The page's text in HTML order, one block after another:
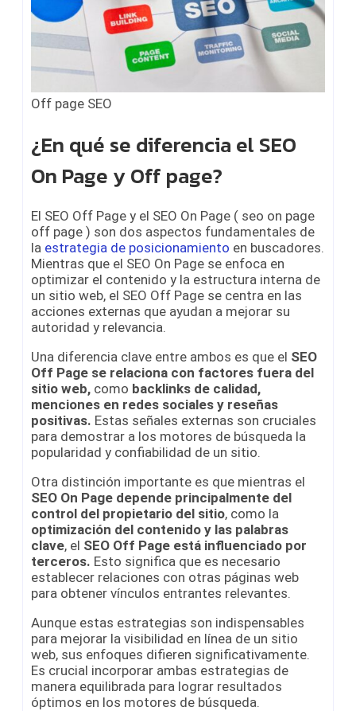
Off page SEO
¿En qué se diferencia el SEO
On Page y Off page?
El SEO Off Page y el SEO On Page ( seo on page
off page ) son dos aspectos fundamentales de
la estrategia de posicionamiento en buscadores.
Mientras que el SEO On Page se enfoca en
optimizar el contenido y la estructura interna de
un sitio web, el SEO Off Page se centra en las
acciones externas que ayudan a mejorar su
autoridad y relevancia.
Una diferencia clave entre ambos es que el SEO
Off Page se relaciona con factores fuera del
sitio web, como backlinks de calidad,
menciones en redes sociales y reseñas
positivas. Estas señales externas son cruciales
para demostrar a los motores de búsqueda la
popularidad y confiabilidad de un sitio.
Otra distinción importante es que mientras el
SEO On Page depende principalmente del
control del propietario del sitio, como la
optimización del contenido y las palabras
clave, el SEO Off Page está influenciado por
terceros. Esto significa que es necesario
establecer relaciones con otras páginas web
para obtener vínculos entrantes relevantes.
Aunque estas estrategias son indispensables
para mejorar la visibilidad en línea de un sitio
web, sus enfoques difieren significativamente.
Es crucial incorporar ambas estrategias de
manera equilibrada para lograr resultados
óptimos en los motores de búsqueda.